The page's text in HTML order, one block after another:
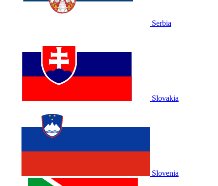
Serbia
Slovakia
Slovenia